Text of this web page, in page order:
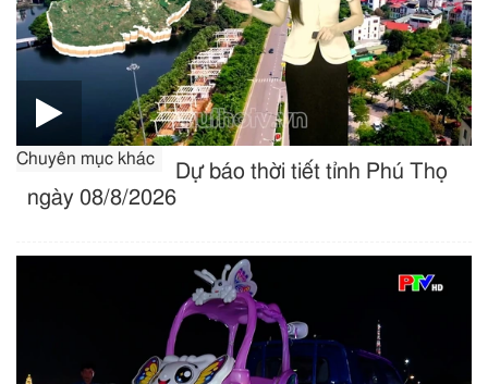
Chuyên mục khác
Dự báo thời tiết tỉnh Phú Thọ
ngày 08/8/2026